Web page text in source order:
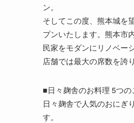
ン。
そしてこの度、熊本城を
プンいたします。熊本市
民家をモダンにリノベー
店舗では最大の席数を誇
■日々麹舎のお料理 5つの
日々麹舎で人気のおにぎ
す。